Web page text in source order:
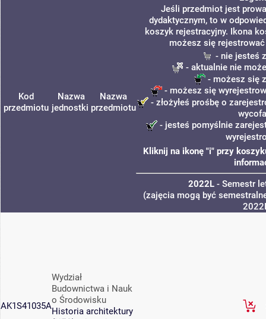
Kod
przedmiotu
Nazwa
jednostki
Nazwa
przedmiotu
Jeśli przedmiot jest
dydaktycznym, to w
koszyk rejestracyjny. Ikona
możesz się
- nie jesteś
- aktualnie nie
- możesz się
- możesz się
- złożyłeś prośbę o
- jesteś pomyślnie
Kliknij na ikonę "i" przy
2022L - Semestr
(zajęcia mogą być
AK1S41035A
Wydział
Budownictwa i Nauk
o Środowisku
Historia architektury